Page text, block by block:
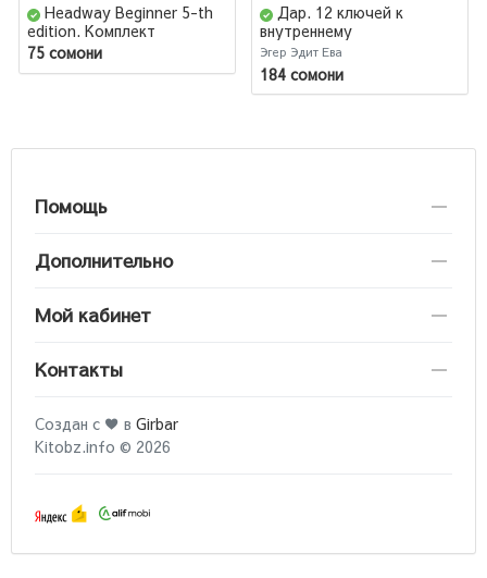
Headway Beginner 5-th
edition. Комплект
Учебник+Тетрадь+Код
75 сомони
Дар. 12 ключей к
внутреннему
освобождению и
обретению себя
Эгер Эдит Ева
184 сомони
Помощь
Дополнительно
Мой кабинет
Контакты
Создан с ♥ в Girbar
Kitobz.info © 2026